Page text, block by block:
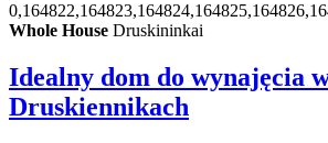
Whole House Druskininkai
Idealny dom do wynajęcia
Druskiennikach